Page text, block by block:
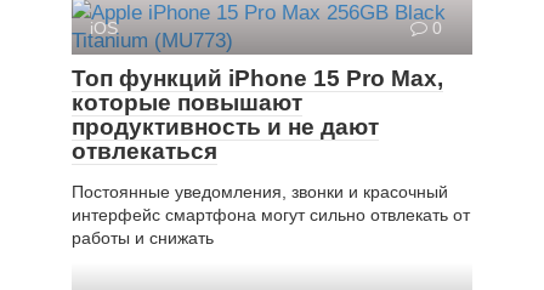
iOS 0
Топ функций iPhone 15 Pro Max,
которые повышают
продуктивность и не дают
отвлекаться
Постоянные уведомления, звонки и красочный
интерфейс смартфона могут сильно отвлекать от
работы и снижать